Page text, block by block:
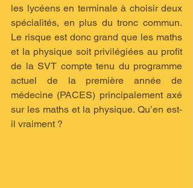
les lycéens en terminale à choisir deux
spécialités, en plus du tronc commun.
Le risque est donc grand que les maths
et la physique soit privilégiées au profit
de la SVT compte tenu du programme
actuel de la première année de
médecine (PACES) principalement axé
sur les maths et la physique. Qu’en est-
il vraiment ?